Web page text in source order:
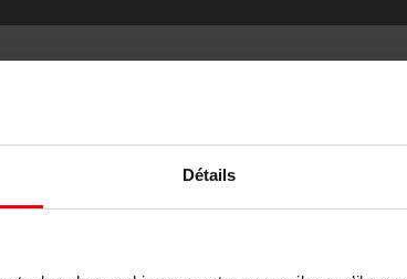
Détails